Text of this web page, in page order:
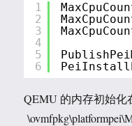
1
2
3
4
5
6
QEMU 的内存初始化